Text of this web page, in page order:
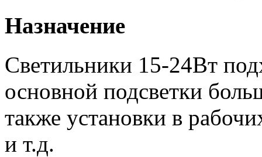
Назначение
Cветильники 15-24Вт
основной подсветки
также установки в
и т.д.